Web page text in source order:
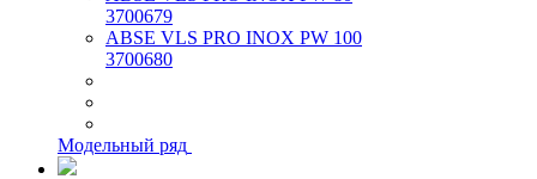
3700679
ABSE VLS PRO INOX PW 100
3700680
Модельный ряд